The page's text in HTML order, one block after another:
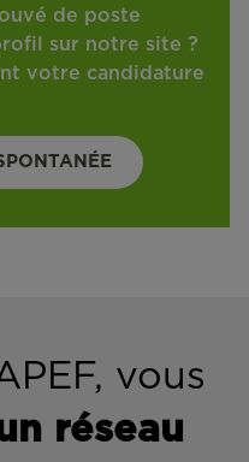
de poste
sur notre site ?
votre candidature
vous
réseau